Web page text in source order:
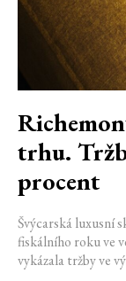
trhu.
procent
Švýcarská luxusní
fiskálního roku ve
vykázala tržby ve